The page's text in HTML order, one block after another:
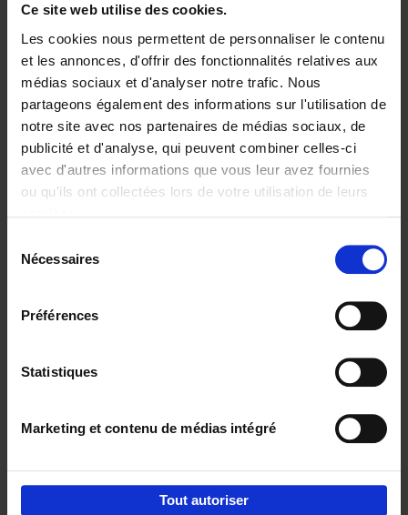
Ce site web utilise des cookies.
Les cookies nous permettent de personnaliser le contenu
et les annonces, d'offrir des fonctionnalités relatives aux
médias sociaux et d'analyser notre trafic. Nous
partageons également des informations sur l'utilisation de
notre site avec nos partenaires de médias sociaux, de
publicité et d'analyse, qui peuvent combiner celles-ci
avec d'autres informations que vous leur avez fournies
ou qu'ils ont collectées lors de votre utilisation de leurs
Nécessaires
Préférences
Statistiques
Marketing et contenu de médias intégré
Tout autoriser
The Offer You Can't
Refuse
Steven Van Belleghem
Couverture souple
2020 256
€37,50
Building Bonds = Building